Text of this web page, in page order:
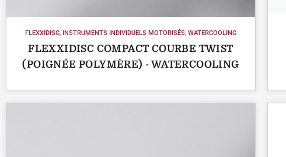
FLEXXIDISC, INSTRUMENTS INDIVIDUELS MOTORISÉS, WATERCOOLING
FLEXXIDISC COMPACT COURBE TWIST
(POIGNÉE POLYMÈRE) - WATERCOOLING